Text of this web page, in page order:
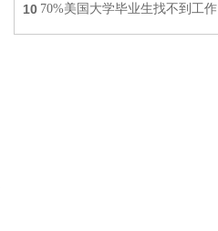
10 70%美国大学毕业生找不到工作